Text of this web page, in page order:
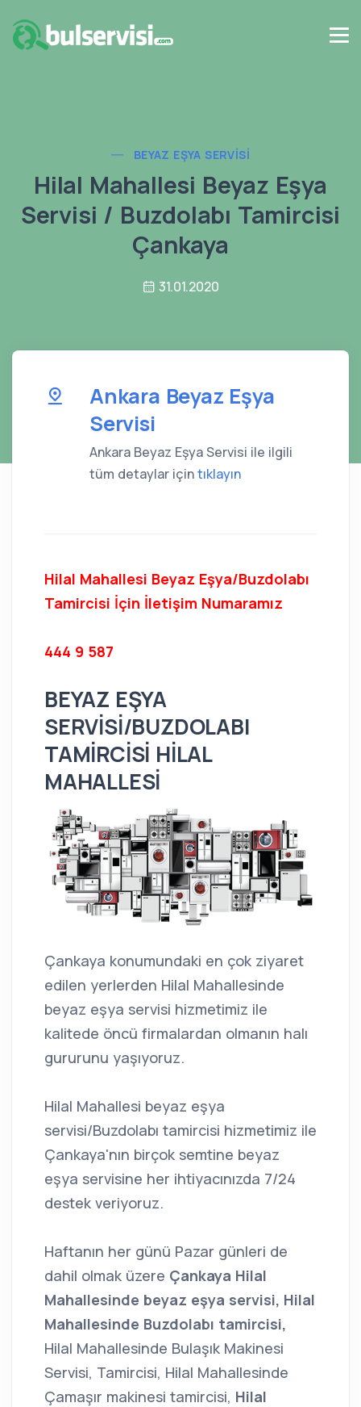
BEYAZ EŞYA SERVISI
Hilal Mahallesi Beyaz Eşya
Servisi / Buzdolabı Tamircisi
Çankaya
31.01.2020
Ankara Beyaz Eşya
Servisi
Ankara Beyaz Eşya Servisi ile ilgili
tüm detaylar içintıklayın
Hilal Mahallesi Beyaz Eşya/Buzdolabı
Tamircisi İçin İletişim Numaramız
444 9 587
BEYAZ EŞYA
SERVİSİ/BUZDOLABI
TAMİRCİSİ HİLAL
MAHALLESİ
Çankaya konumundaki en çok ziyaret
edilen yerlerden Hilal Mahallesinde
beyaz eşya servisi hizmetimiz ile
kalitede öncü firmalardan olmanın halı
gururunu yaşıyoruz.
Hilal Mahallesi beyaz eşya
servisi/Buzdolabı tamircisi hizmetimiz ile
Çankaya'nın birçok semtine beyaz
eşya servisine her ihtiyacınızda 7/24
destek veriyoruz.
Haftanın her günü Pazar günleri de
dahil olmak üzere Çankaya Hilal
Mahallesinde beyaz eşya servisi, Hilal
Mahallesinde Buzdolabı tamircisi,
Hilal Mahallesinde Bulaşık Makinesi
Servisi, Tamircisi, Hilal Mahallesinde
Çamaşır makinesi tamircisi, Hilal